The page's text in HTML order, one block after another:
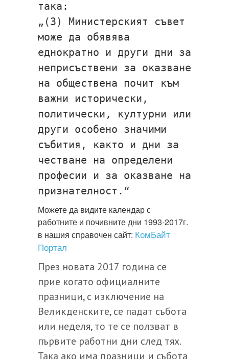
така:
„(3) Министерският съвет
може да обявява
еднократно и други дни за
неприсъствени за оказване
на обществена почит към
важни исторически,
политически, културни или
други особено значими
събития, както и дни за
честване на определени
професии и за оказване на
признателност.“
Можете да видите календар с
работните и почивните дни 1993-2017г.
в нашия справочен сайт: КомБайт
Портал
През новата 2017 година се
прие когато официалните
празници, с изключение на
Великденските, се падат събота
или неделя, то те се ползват в
първите работни дни след тях.
Така ако има празници и събота